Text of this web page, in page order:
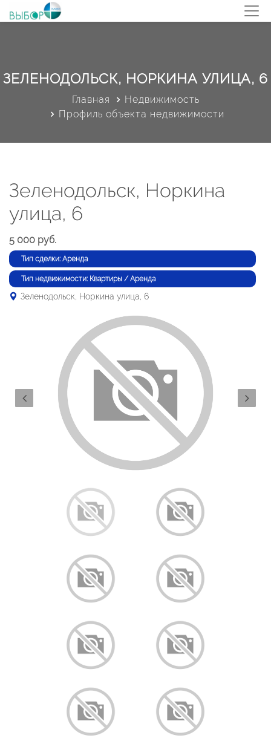
ЗЕЛЕНОДОЛЬСК, НОРКИНА УЛИЦА, 6
Главная
Недвижимость
Профиль объекта недвижимости
Зеленодольск, Норкина
улица, 6
5 000 руб.
Тип сделки: Аренда
Тип недвижимости: Квартиры / Аренда
Зеленодольск, Норкина улица, 6